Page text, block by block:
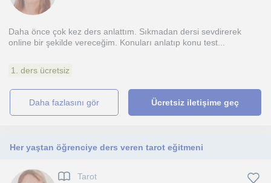
Daha önce çok kez ders anlattım. Sıkmadan dersi sevdirerek
online bir şekilde vereceğim. Konuları anlatıp konu test...
1. ders ücretsiz
daha fazlasını gör Ücretsiz iletişime geç
Her yaştan öğrenciye ders veren tarot eğitmeni
Tarot